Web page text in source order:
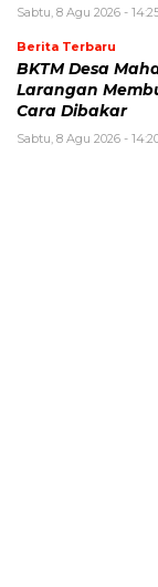
Sabtu, 8 Agu 2026 -
Berita Terbaru
BKTM Desa
Larangan
Cara Dibakar
Sabtu, 8 Agu 2026 -